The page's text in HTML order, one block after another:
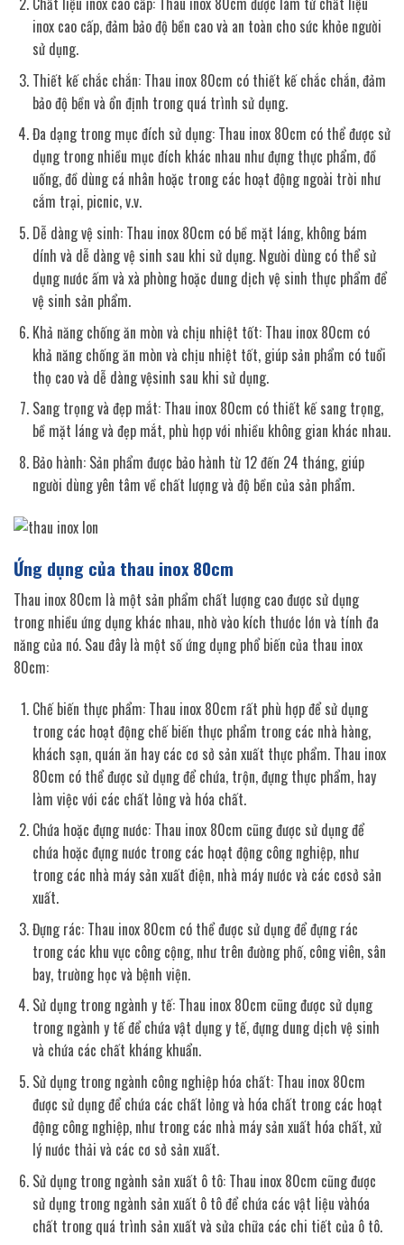
inox cao cấp, đảm bảo độ bền cao và an toàn cho sức khỏe người
sử dụng.
Thiết kế chắc chắn: Thau inox 80cm có thiết kế chắc chắn, đảm
bảo độ bền và ổn định trong quá trình sử dụng.
Đa dạng trong mục đích sử dụng: Thau inox 80cm có thể được sử
dụng trong nhiều mục đích khác nhau như đựng thực phẩm, đồ
uống, đồ dùng cá nhân hoặc trong các hoạt động ngoài trời như
cắm trại, picnic, v.v.
Dễ dàng vệ sinh: Thau inox 80cm có bề mặt láng, không bám
dính và dễ dàng vệ sinh sau khi sử dụng. Người dùng có thể sử
dụng nước ấm và xà phòng hoặc dung dịch vệ sinh thực phẩm để
vệ sinh sản phẩm.
Khả năng chống ăn mòn và chịu nhiệt tốt: Thau inox 80cm có
khả năng chống ăn mòn và chịu nhiệt tốt, giúp sản phẩm có tuổi
thọ cao và dễ dàng vệsinh sau khi sử dụng.
Sang trọng và đẹp mắt: Thau inox 80cm có thiết kế sang trọng,
bề mặt láng và đẹp mắt, phù hợp với nhiều không gian khác nhau.
Bảo hành: Sản phẩm được bảo hành từ 12 đến 24 tháng, giúp
người dùng yên tâm về chất lượng và độ bền của sản phẩm.
Ứng dụng của thau inox 80cm
Thau inox 80cm là một sản phẩm chất lượng cao được sử dụng
trong nhiều ứng dụng khác nhau, nhờ vào kích thước lớn và tính đa
năng của nó. Sau đây là một số ứng dụng phổ biến của thau inox
80cm:
Chế biến thực phẩm: Thau inox 80cm rất phù hợp để sử dụng
trong các hoạt động chế biến thực phẩm trong các nhà hàng,
khách sạn, quán ăn hay các cơ sở sản xuất thực phẩm. Thau inox
80cm có thể được sử dụng để chứa, trộn, đựng thực phẩm, hay
làm việc với các chất lỏng và hóa chất.
Chứa hoặc đựng nước: Thau inox 80cm cũng được sử dụng để
chứa hoặc đựng nước trong các hoạt động công nghiệp, như
trong các nhà máy sản xuất điện, nhà máy nước và các cơsở sản
xuất.
Đựng rác: Thau inox 80cm có thể được sử dụng để đựng rác
trong các khu vực công cộng, như trên đường phố, công viên, sân
bay, trường học và bệnh viện.
Sử dụng trong ngành y tế: Thau inox 80cm cũng được sử dụng
trong ngành y tế để chứa vật dụng y tế, đựng dung dịch vệ sinh
và chứa các chất kháng khuẩn.
Sử dụng trong ngành công nghiệp hóa chất: Thau inox 80cm
được sử dụng để chứa các chất lỏng và hóa chất trong các hoạt
động công nghiệp, như trong các nhà máy sản xuất hóa chất, xử
lý nước thải và các cơ sở sản xuất.
Sử dụng trong ngành sản xuất ô tô: Thau inox 80cm cũng được
sử dụng trong ngành sản xuất ô tô để chứa các vật liệu vàhóa
chất trong quá trình sản xuất và sửa chữa các chi tiết của ô tô.